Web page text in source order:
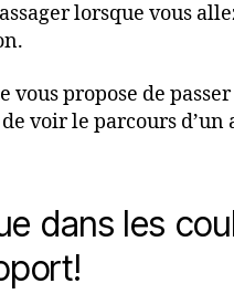
lorsque vous
vous propose de passer
voir le parcours d’un
dans les